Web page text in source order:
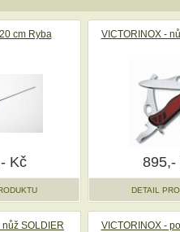
cm Ryba
Kč
VICTORINOX -
895,-
DETAIL
SOLDIER
VICTORINOX -